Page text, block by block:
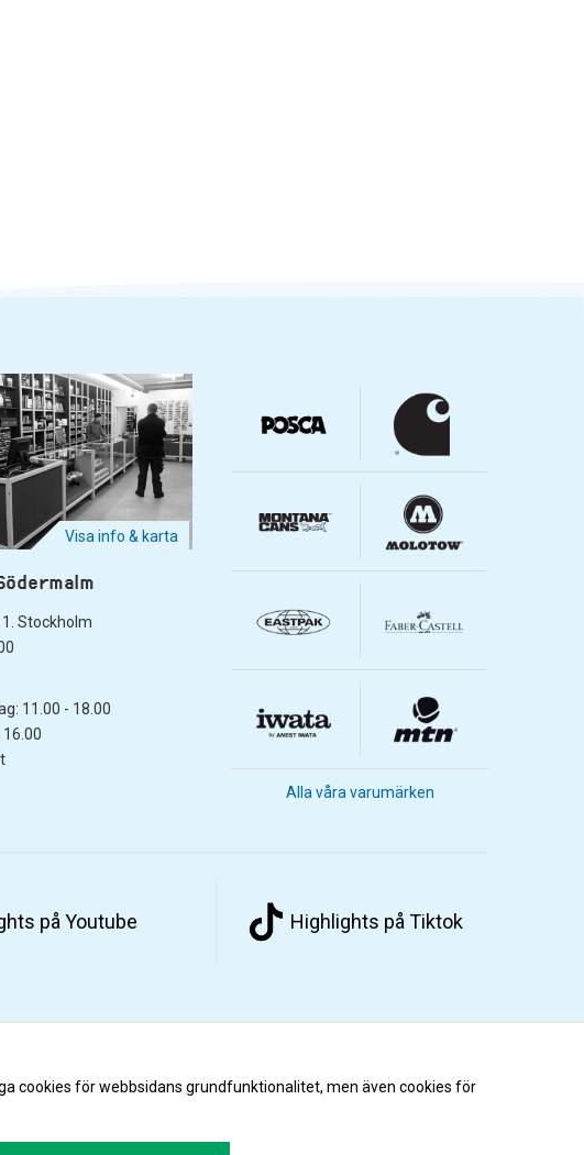
Visa info & karta
Stockholm
11.00 - 18.00
16.00
Alla våra varumärken
på Youtube Highlights på Tiktok
cookies för webbsidans grundfunktionalitet, men även cookies för